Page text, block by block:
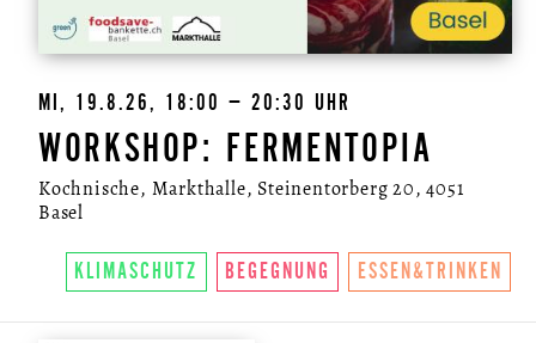
MI, 19.8.26, 18:00 – 20:30 UHR
WORKSHOP: FERMENTOPIA
Kochnische, Markthalle, Steinentorberg 20, 4051
Basel
KLIMASCHUTZ BEGEGNUNG ESSEN&TRINKEN